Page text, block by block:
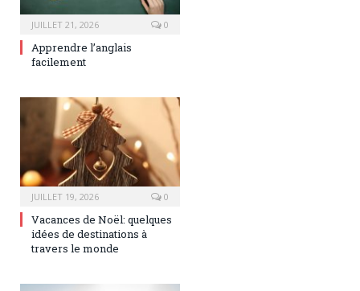
JUILLET 21, 2026 0
Apprendre l’anglais
facilement
JUILLET 19, 2026 0
Vacances de Noël: quelques
idées de destinations à
travers le monde